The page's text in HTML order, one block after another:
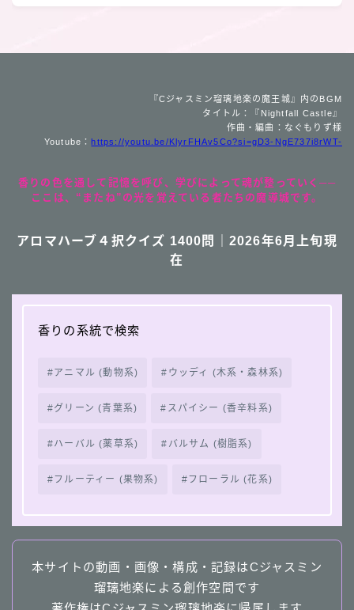
『Cジャスミン瑠璃地楽の魔王城』内のBGM
タイトル：『Nightfall Castle』
作曲・編曲：なぐもりず様
Youtube： https://youtu.be/KlyrFHAv5Co?si=gD3-NgE737i8rWT-
香りの色を通して記憶を呼び、学びによって魂が整っていく──
ここは、“またね”の光を覚えている者たちの魔導城です。
アロマハーブ４択クイズ 1400問｜2026年6月上旬現
在
香りの系統で検索
アニマル (動物系) ウッディ (木系・森林系)
グリーン (青葉系) スパイシー (香辛料系)
ハーバル (薬草系) バルサム (樹脂系)
フルーティー (果物系) フローラル (花系)
本サイトの動画・画像・構成・記録はCジャスミン
瑠璃地楽による創作空間です